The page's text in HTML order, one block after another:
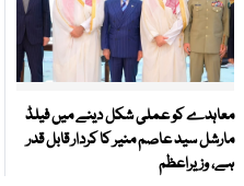
معاہدے کو عملی شکل دینے میں فیلڈ
مارشل سید عاصم منیر کا کردار قابل قدر
ہے، وزیراعظم